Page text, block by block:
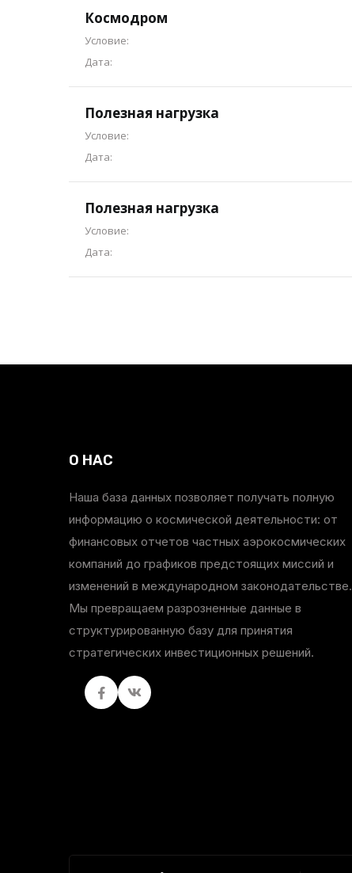
Космодром
Условие:
Дата:
Полезная нагрузка
Условие:
Дата:
Полезная нагрузка
Условие:
Дата:
О НАС
Наша база данных позволяет получать полную
информацию о космической деятельности: от
финансовых отчетов частных аэрокосмических
компаний до графиков предстоящих миссий и
изменений в международном законодательстве.
Мы превращаем разрозненные данные в
структурированную базу для принятия
стратегических инвестиционных решений.
FacebookвКонтакте